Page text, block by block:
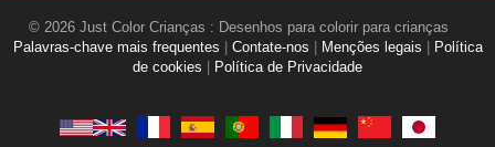
© 2026 Just Color Crianças : Desenhos para colorir para crianças
Palavras-chave mais frequentes
Contate-nos Menções legais
Política
de cookies
Política de Privacidade